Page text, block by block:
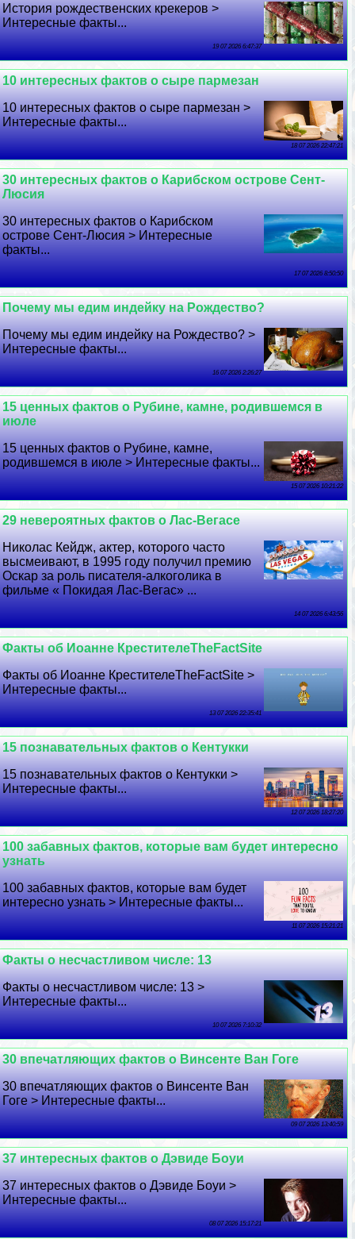
История рождественских крекеров >
Интересные факты...
19 07 2026 6:47:37
10 интересных фактов о сыре пармезан
10 интересных фактов о сыре пармезан >
Интересные факты...
18 07 2026 22:47:21
30 интересных фактов о Карибском острове Сент-
Люсия
30 интересных фактов о Карибском
острове Сент-Люсия > Интересные
факты...
17 07 2026 8:50:50
Почему мы едим индейку на Рождество?
Почему мы едим индейку на Рождество? >
Интересные факты...
16 07 2026 2:26:27
15 ценных фактов о Рубине, камне, родившемся в
июле
15 ценных фактов о Рубине, камне,
родившемся в июле > Интересные факты...
15 07 2026 10:21:22
29 невероятных фактов о Лас-Вегасе
Николас Кейдж, актер, которого часто
высмеивают, в 1995 году получил премию
Оскар за роль писателя-алкоголика в
фильме « Покидая Лас-Вегас» ...
14 07 2026 6:43:56
Факты об Иоанне КрестителеTheFactSite
Факты об Иоанне КрестителеTheFactSite >
Интересные факты...
13 07 2026 22:35:41
15 познавательных фактов о Кентукки
15 познавательных фактов о Кентукки >
Интересные факты...
12 07 2026 18:27:20
100 забавных фактов, которые вам будет интересно
узнать
100 забавных фактов, которые вам будет
интересно узнать > Интересные факты...
11 07 2026 15:21:21
Факты о несчастливом числе: 13
Факты о несчастливом числе: 13 >
Интересные факты...
10 07 2026 7:10:32
30 впечатляющих фактов о Винсенте Ван Гоге
30 впечатляющих фактов о Винсенте Ван
Гоге > Интересные факты...
09 07 2026 13:40:59
37 интересных фактов о Дэвиде Боуи
37 интересных фактов о Дэвиде Боуи >
Интересные факты...
08 07 2026 15:17:21